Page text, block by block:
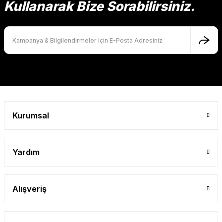
Ürün fiyatı diğer sitelerden daha pahalı.
Bu ürüne benzer farklı alternatifler olmalı.
Kullanarak Bize Sorabilirsiniz.
Kurumsal
Yardım
Alışveriş